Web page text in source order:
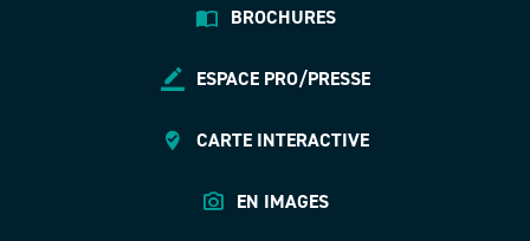
BROCHURES
ESPACE PRO/PRESSE
CARTE INTERACTIVE
EN IMAGES